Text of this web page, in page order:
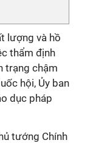
lượng và hồ
thẩm định
trạng chậm
hội, Ủy ban
dục pháp
tướng Chính